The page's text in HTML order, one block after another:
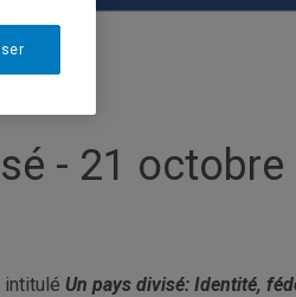
- 21 octobre
intitulé Un pays divisé: Identité,